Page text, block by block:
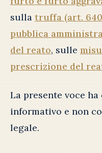
sulla truffa (art. 640
pubblica
del reato, sulle
prescrizione del
La presente voce
informativo e non
legale.